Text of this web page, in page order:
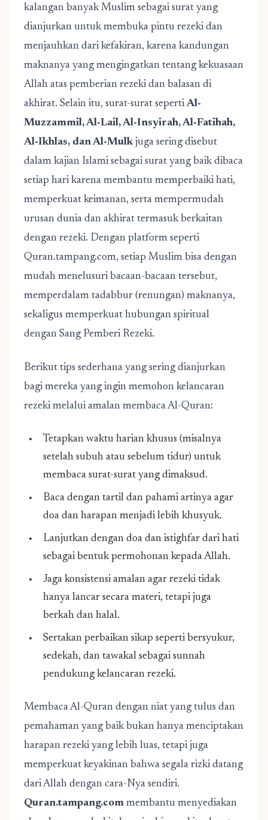
kalangan banyak Muslim sebagai surat yang
dianjurkan untuk membuka pintu rezeki dan
menjauhkan dari kefakiran, karena kandungan
maknanya yang mengingatkan tentang kekuasaan
Allah atas pemberian rezeki dan balasan di
akhirat. Selain itu, surat-surat sepertiAl-
Muzzammil, Al-Lail, Al-Insyirah, Al-Fatihah,
Al-Ikhlas, dan Al-Mulk juga sering disebut
dalam kajian Islami sebagai surat yang baik dibaca
setiap hari karena membantu memperbaiki hati,
memperkuat keimanan, serta mempermudah
urusan dunia dan akhirat termasuk berkaitan
dengan rezeki. Dengan platform seperti
Quran.tampang.com, setiap Muslim bisa dengan
mudah menelusuri bacaan-bacaan tersebut,
memperdalam tadabbur (renungan) maknanya,
sekaligus memperkuat hubungan spiritual
dengan Sang Pemberi Rezeki.
Berikut tips sederhana yang sering dianjurkan
bagi mereka yang ingin memohon kelancaran
rezeki melalui amalan membaca Al-Quran:
Tetapkan waktu harian khusus (misalnya
setelah subuh atau sebelum tidur) untuk
membaca surat-surat yang dimaksud.
Baca dengan tartil dan pahami artinya agar
doa dan harapan menjadi lebih khusyuk.
Lanjutkan dengan doa dan istighfar dari hati
sebagai bentuk permohonan kepada Allah.
Jaga konsistensi amalan agar rezeki tidak
hanya lancar secara materi, tetapi juga
berkah dan halal.
Sertakan perbaikan sikap seperti bersyukur,
sedekah, dan tawakal sebagai sunnah
pendukung kelancaran rezeki.
Membaca Al-Quran dengan niat yang tulus dan
pemahaman yang baik bukan hanya menciptakan
harapan rezeki yang lebih luas, tetapi juga
memperkuat keyakinan bahwa segala rizki datang
dari Allah dengan cara-Nya sendiri.
Quran.tampang.com membantu menyediakan